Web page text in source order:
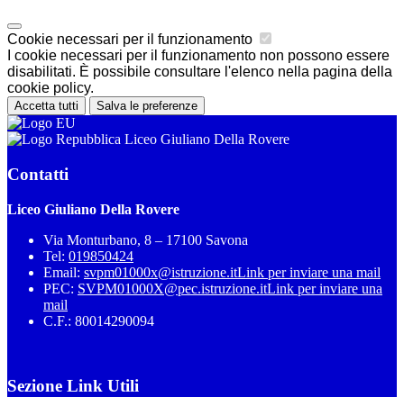
Cookie necessari per il funzionamento
I cookie necessari per il funzionamento non possono essere
disabilitati. È possibile consultare l'elenco nella pagina della
cookie policy.
Accetta tutti Salva le preferenze
Liceo Giuliano Della Rovere
Contatti
Liceo Giuliano Della Rovere
Via Monturbano, 8 – 17100 Savona
Tel: 019850424
Email: svpm01000x@istruzione.itLink per inviare una mail
PEC: SVPM01000X@pec.istruzione.itLink per inviare una
mail
C.F.: 80014290094
Sezione Link Utili